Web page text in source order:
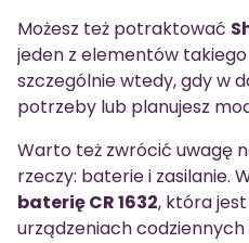
Możesz też potraktować
jeden z elementów
szczególnie wtedy, gdy w
potrzeby lub planujesz
Warto też zwrócić uwagę
rzeczy: baterie i zasilanie.
baterię CR 1632, która
urządzeniach